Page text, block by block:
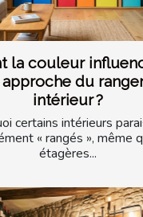
la couleur
du
intérieur ?
certains intérieurs
« rangés », même
étagères...